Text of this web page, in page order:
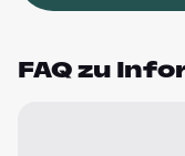
FAQ zu